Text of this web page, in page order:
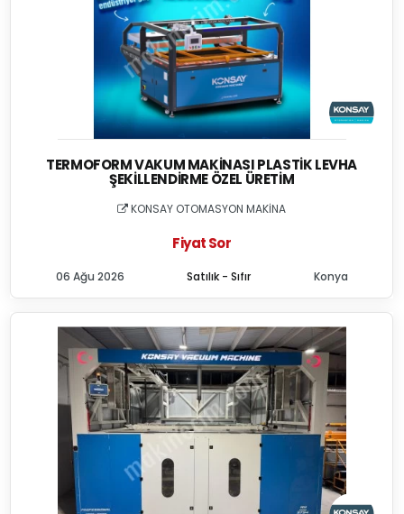
TERMOFORM VAKUM MAKINASI PLASTIK LEVHA
ŞEKILLENDIRME ÖZEL ÜRETIM
KONSAY OTOMASYON MAKİNA
Fiyat Sor
Satılık - Sıfır
06 Ağu 2026 Konya